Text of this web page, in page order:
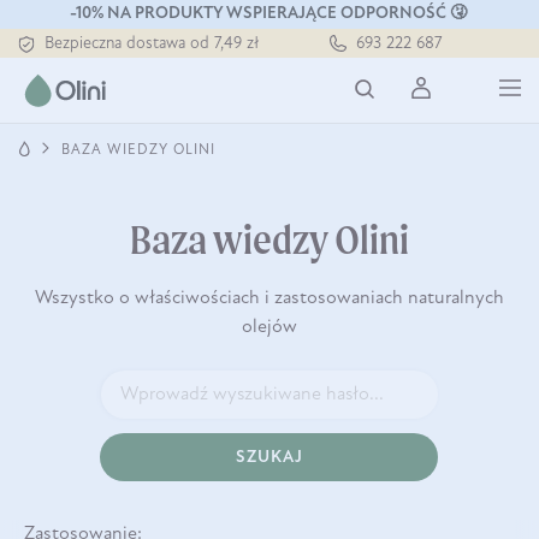
-10% NA PRODUKTY WSPIERAJĄCE ODPORNOŚĆ 🤧
Bezpieczna dostawa od 7,49 zł
Darmowa dostawa od 199 zł
Tłoczony zawsze na zimno
693 222 687
BAZA WIEDZY OLINI
Baza wiedzy Olini
Wszystko o właściwościach i zastosowaniach naturalnych
olejów
SZUKAJ
Zastosowanie: